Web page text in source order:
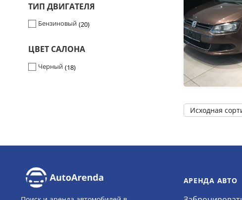
ТИП ДВИГАТЕЛЯ
Бензиновый 20
ЦВЕТ САЛОНА
Черный 18
АРЕНДА АВТО